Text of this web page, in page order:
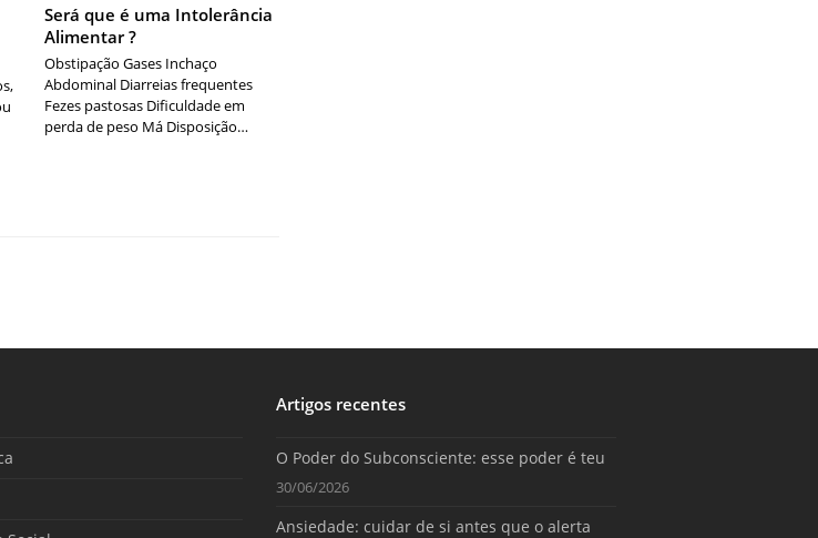
Será que é uma Intolerância
Alimentar ?
Obstipação Gases Inchaço
Abdominal Diarreias frequentes
Fezes pastosas Dificuldade em
perda de peso Má Disposição…
Artigos recentes
O Poder do Subconsciente: esse poder é teu
30/06/2026
Ansiedade: cuidar de si antes que o alerta